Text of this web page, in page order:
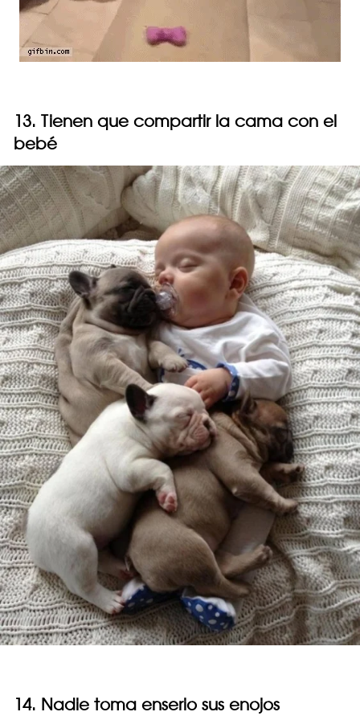
13. Tienen que compartir la cama con el
bebé
14. Nadie toma enserio sus enojos